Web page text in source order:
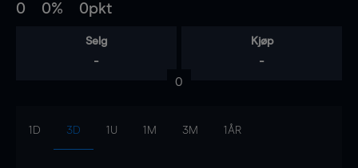
0 0% 0pkt
Selg
-
Kjøp
-
0
1D 3D 1U 1M 3M 1ÅR